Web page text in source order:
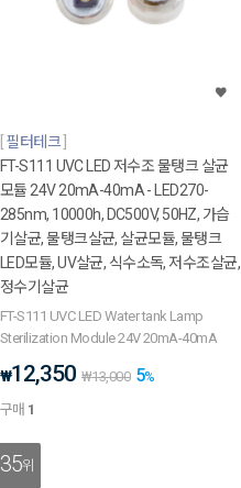
필터테크
FT-S111 UVC LED 저수조 물탱크 살균
모듈 24V 20mA-40mA - LED270-
285nm, 10000h, DC500V, 50HZ, 가습
기살균, 물탱크살균, 살균모듈, 물탱크
LED모듈, UV살균, 식수소독, 저수조살균,
정수기살균
FT-S111 UVC LED Water tank Lamp
Sterilization Module 24V 20mA-40mA
₩12,350 ₩13,000 5%
구매 1
35위